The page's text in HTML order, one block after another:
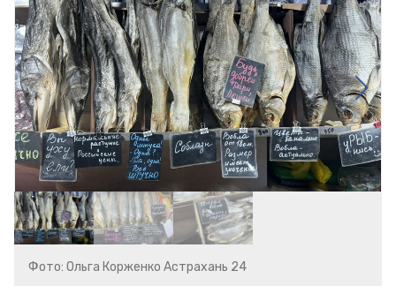
Фото: Ольга Корженко Астрахань 24